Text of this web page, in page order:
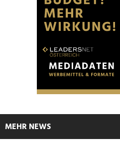
MEHR NEWS